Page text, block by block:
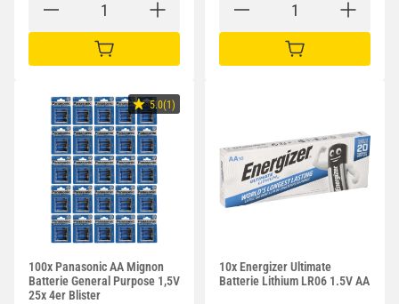
IN DEN WARENKORB IN DEN WARENKORB
5.0(1)
100x Panasonic AA Mignon
Batterie General Purpose 1,5V
25x 4er Blister
10x Energizer Ultimate
Batterie Lithium LR06 1.5V AA